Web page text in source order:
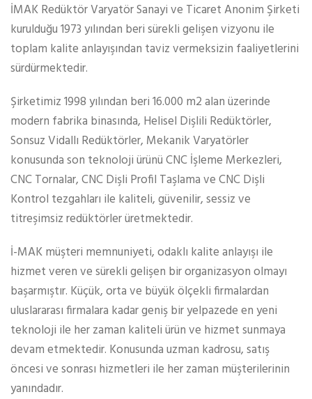
İMAK Redüktör Varyatör Sanayi ve Ticaret Anonim Şirketi
kurulduğu 1973 yılından beri sürekli gelişen vizyonu ile
toplam kalite anlayışından taviz vermeksizin faaliyetlerini
sürdürmektedir.
Şirketimiz 1998 yılından beri 16.000 m2 alan üzerinde
modern fabrika binasında, Helisel Dişlili Redüktörler,
Sonsuz Vidallı Redüktörler, Mekanik Varyatörler
konusunda son teknoloji ürünü CNC İşleme Merkezleri,
CNC Tornalar, CNC Dişli Profil Taşlama ve CNC Dişli
Kontrol tezgahları ile kaliteli, güvenilir, sessiz ve
titreşimsiz redüktörler üretmektedir.
İ-MAK müşteri memnuniyeti, odaklı kalite anlayışı ile
hizmet veren ve sürekli gelişen bir organizasyon olmayı
başarmıştır. Küçük, orta ve büyük ölçekli firmalardan
uluslararası firmalara kadar geniş bir yelpazede en yeni
teknoloji ile her zaman kaliteli ürün ve hizmet sunmaya
devam etmektedir. Konusunda uzman kadrosu, satış
öncesi ve sonrası hizmetleri ile her zaman müşterilerinin
yanındadır.